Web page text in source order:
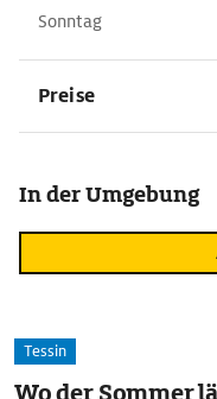
Sonntag
Preise
In der Umgebung
Tessin